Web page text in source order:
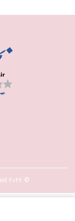
© 2026 Pandora-Iran.ir Inc. All rights reserved